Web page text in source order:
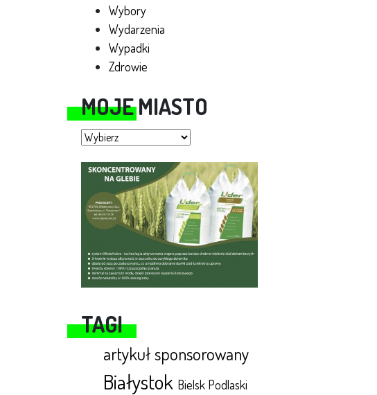
Wybory
Wydarzenia
Wypadki
Zdrowie
MOJE MIASTO
Moje miasto
TAGI
artykuł sponsorowany
Białystok Bielsk Podlaski